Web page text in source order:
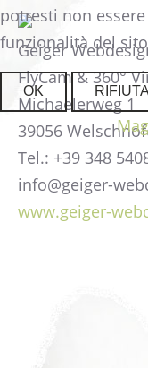
Geiger
FlyCam & 360°
Michaelerweg 1
39056
Tel.: +39 348
info@geiger-
www.geiger-
potresti non
funzionalità del
OK RIFIUTA